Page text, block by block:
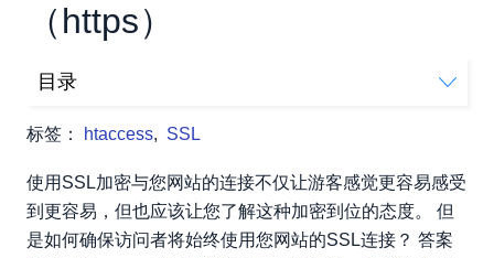
（https）
标签： htaccess, SSL
目录
使用SSL加密与您网站的连接不仅让游客感觉更容易感受
到更容易，但也应该让您了解这种加密到位的态度。 但
是如何确保访问者将始终使用您网站的SSL连接？ 答案